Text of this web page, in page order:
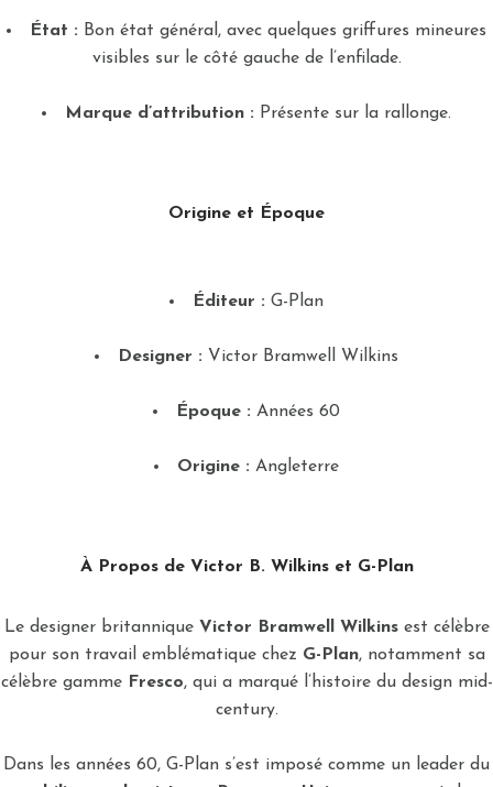
État : Bon état général, avec quelques griffures mineures
visibles sur le côté gauche de l’enfilade.
Marque d’attribution : Présente sur la rallonge.
Origine et Époque
Éditeur : G-Plan
Designer : Victor Bramwell Wilkins
Époque : Années 60
Origine : Angleterre
À Propos de Victor B. Wilkins et G-Plan
Le designer britannique Victor Bramwell Wilkinsest célèbre
pour son travail emblématique chez G-Plan, notamment sa
célèbre gamme Fresco, qui a marqué l’histoire du design mid-
century.
Dans les années 60, G-Plan s’est imposé comme un leader du